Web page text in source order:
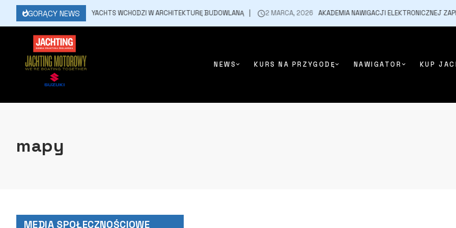
GORĄCY NEWS
9 LIPCA, 2026 SASGA YACHTS WCHODZI W ARCHITEKTURĘ BUDOWLANĄ 2 MARCA, 2026 AKADEMIA NAWIGACJI ELEKTRONICZNEJ
NEWS KURS NA PRZYGODĘ NAWIGATOR KUP
mapy
MEDIA SPOŁECZNOŚCIOWE